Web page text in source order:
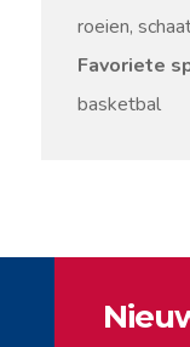
roeien,
Favoriete
basketbal